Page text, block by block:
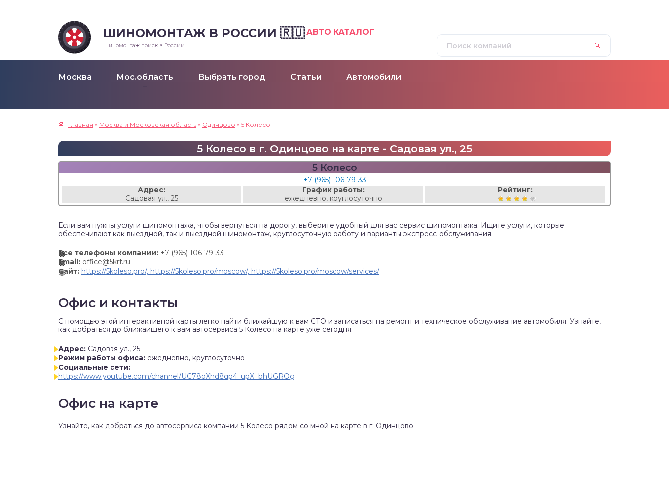
ШИНОМОНТАЖ В РОССИИ 🇷🇺 АВТО КАТАЛОГ
Шиномонтаж поиск в России
Москва Мос.область Выбрать город Статьи Автомобили
Главная » Москва и Московская область » Одинцово » 5 Колесо
5 Колесо в г. Одинцово на карте - Садовая ул., 25
5 Колесо
+7 (965) 106-79-33
Адрес:
Садовая ул., 25
График работы:
ежедневно, круглосуточно
Рейтинг:
Если вам нужны услуги шиномонтажа, чтобы вернуться на дорогу, выберите удобный для вас сервис шиномонтажа. Ищите услуги, которые
обеспечивают как выездной, так и выездной шиномонтаж, круглосуточную работу и варианты экспресс-обслуживания.
Все телефоны компании: +7 (965) 106-79-33
Email: office@5krf.ru
Сайт: https://5koleso.pro/, https://5koleso.pro/moscow/, https://5koleso.pro/moscow/services/
Офис и контакты
C помощью этой интерактивной карты легко найти ближайшую к вам СТО и записаться на ремонт и техническое обслуживание автомобиля. Узнайте,
как добраться до ближайшего к вам автосервиса 5 Колесо на карте уже сегодня.
Адрес: Садовая ул., 25
Режим работы офиса: ежедневно, круглосуточно
Социальные сети:
https://www.youtube.com/channel/UC78oXhd8qp4_upX_bhUGROg
Офис на карте
Узнайте, как добраться до автосервиса компании 5 Колесо рядом со мной на карте в г. Одинцово